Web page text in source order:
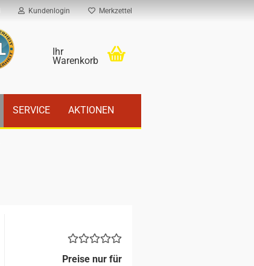
Kundenlogin Merkzettel
Ihr
Warenkorb
SERVICE AKTIONEN
Preise nur für